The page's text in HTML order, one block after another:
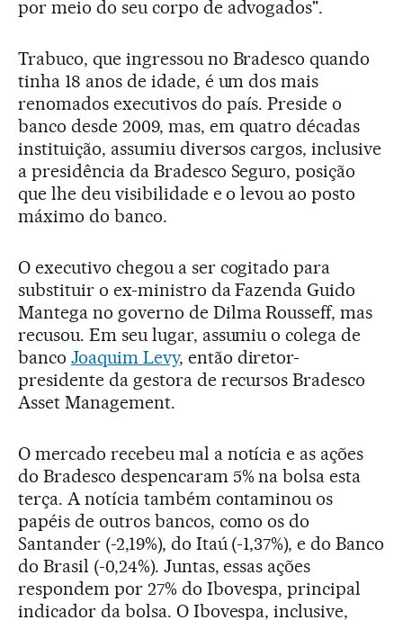
por meio do seu corpo de advogados".
Trabuco, que ingressou no Bradesco quando
tinha 18 anos de idade, é um dos mais
renomados executivos do país. Preside o
banco desde 2009, mas, em quatro décadas
instituição, assumiu diversos cargos, inclusive
a presidência da Bradesco Seguro, posição
que lhe deu visibilidade e o levou ao posto
máximo do banco.
O executivo chegou a ser cogitado para
substituir o ex-ministro da Fazenda Guido
Mantega no governo de Dilma Rousseff, mas
recusou. Em seu lugar, assumiu o colega de
banco Joaquim Levy, então diretor-
presidente da gestora de recursos Bradesco
Asset Management.
O mercado recebeu mal a notícia e as ações
do Bradesco despencaram 5% na bolsa esta
terça. A notícia também contaminou os
papéis de outros bancos, como os do
Santander (-2,19%), do Itaú (-1,37%), e do Banco
do Brasil (-0,24%). Juntas, essas ações
respondem por 27% do Ibovespa, principal
indicador da bolsa. O Ibovespa, inclusive,